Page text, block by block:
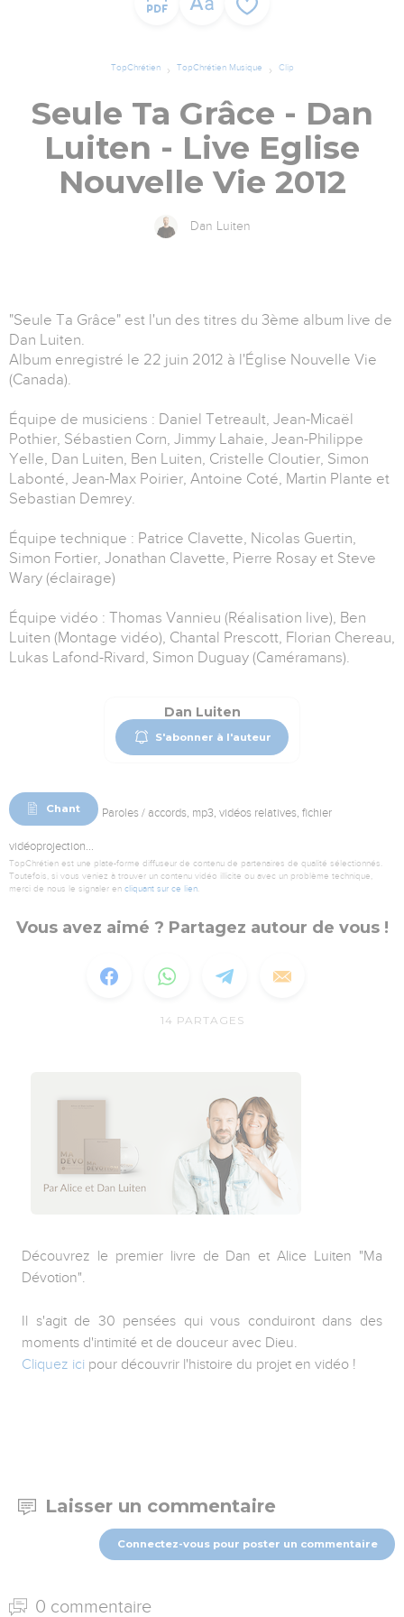
TopChrétien TopChrétien Musique Clip
Seule Ta Grâce - Dan
Luiten - Live Eglise
Nouvelle Vie 2012
Dan Luiten
"Seule Ta Grâce" est l'un des titres du 3ème album live de
Dan Luiten.
Album enregistré le 22 juin 2012 à l'Église Nouvelle Vie
(Canada).
Équipe de musiciens : Daniel Tetreault, Jean-Micaël
Pothier, Sébastien Corn, Jimmy Lahaie, Jean-Philippe
Yelle, Dan Luiten, Ben Luiten, Cristelle Cloutier, Simon
Labonté, Jean-Max Poirier, Antoine Coté, Martin Plante et
Sebastian Demrey.
Équipe technique : Patrice Clavette, Nicolas Guertin,
Simon Fortier, Jonathan Clavette, Pierre Rosay et Steve
Wary (éclairage)
Équipe vidéo : Thomas Vannieu (Réalisation live), Ben
Luiten (Montage vidéo), Chantal Prescott, Florian Chereau,
Lukas Lafond-Rivard, Simon Duguay (Caméramans).
Dan Luiten
S'abonner à l'auteur
Chant Paroles / accords, mp3, vidéos relatives, fichier
vidéoprojection...
TopChrétien est une plate-forme diffuseur de contenu de partenaires de qualité sélectionnés.
Toutefois, si vous veniez à trouver un contenu vidéo illicite ou avec un problème technique,
merci de nous le signaler en cliquant sur ce lien
Vous avez aimé ? Partagez autour de vous !
14 PARTAGES
Découvrez le premier livre de Dan et Alice Luiten "Ma
Dévotion".
Il s'agit de 30 pensées qui vous conduiront dans des
moments d'intimité et de douceur avec Dieu.
Cliquez ici pour découvrir l'histoire du projet en vidéo !
Laisser un commentaire
Connectez-vous pour poster un commentaire
0 commentaire